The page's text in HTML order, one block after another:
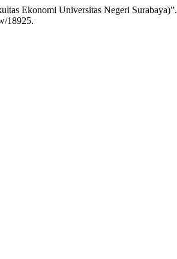
Ekonomi Universitas Negeri Surabaya)”.
18925.